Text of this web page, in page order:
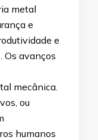
metal
e
e
Os avanços
mecânica.
ou
humanos